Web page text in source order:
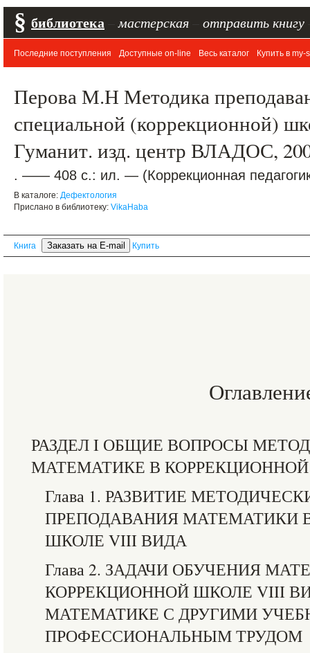
§ библиотека мастерская отправить книгу
Последние поступления Доступные on-line Весь каталог Купить в my-
Перова М.Н Методика
специальной (коррекционной)
Гуманит. изд. центр ВЛАДОС,
. —— 408 с.: ил. — (Коррекционная
В каталоге: Дефектология
Прислано в библиотеку: VikaHaba
Книга Купить
РАЗДЕЛ I ОБЩИЕ ВОПРОСЫ
МАТЕМАТИКЕ В
Глава 1. РАЗВИТИЕ
ПРЕПОДАВАНИЯ МАТЕМАТИКИ
ШКОЛЕ VIII ВИДА
Глава 2. ЗАДАЧИ ОБУЧЕНИЯ
КОРРЕКЦИОННОЙ ШКОЛЕ VIII
МАТЕМАТИКЕ С ДРУГИМИ
ПРОФЕССИОНАЛЬНЫМ ТРУДОМ